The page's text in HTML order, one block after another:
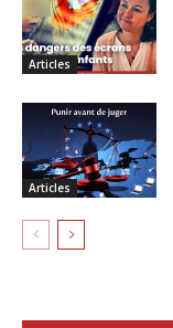
Articles
Articles